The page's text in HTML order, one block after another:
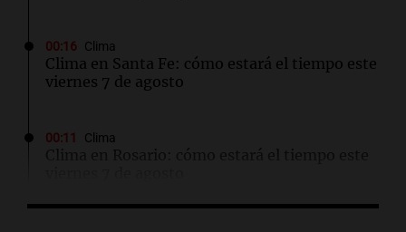
00:16 Clima
Clima en Santa Fe: cómo estará el tiempo este
viernes 7 de agosto
00:11 Clima
Clima en Rosario: cómo estará el tiempo este